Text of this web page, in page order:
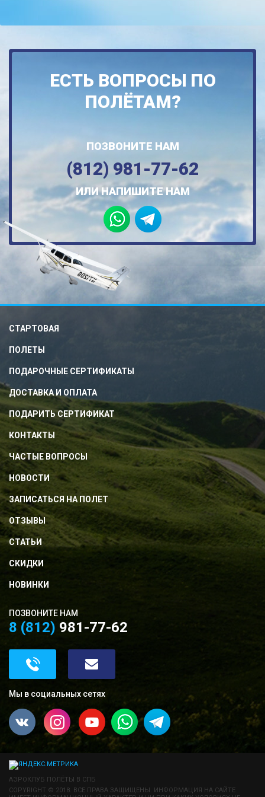
ЕСТЬ ВОПРОСЫ ПО
ПОЛЁТАМ?
ПОЗВОНИТЕ НАМ
(812) 981-77-62
ИЛИ НАПИШИТЕ НАМ
СТАРТОВАЯ
ПОЛЕТЫ
ПОДАРОЧНЫЕ СЕРТИФИКАТЫ
ДОСТАВКА И ОПЛАТА
ПОДАРИТЬ СЕРТИФИКАТ
КОНТАКТЫ
ЧАСТЫЕ ВОПРОСЫ
НОВОСТИ
ЗАПИСАТЬСЯ НА ПОЛЕТ
ОТЗЫВЫ
СТАТЬИ
СКИДКИ
НОВИНКИ
ПОЗВОНИТЕ НАМ
8 (812) 981-77-62
Мы в социальных сетях
АЭРОКЛУБ ПОЛЁТЫ В СПБ
COPYRIGHT © 2018. ВСЕ ПРАВА ЗАЩИЩЕНЫ. ИНФОРМАЦИЯ НА САЙТЕ